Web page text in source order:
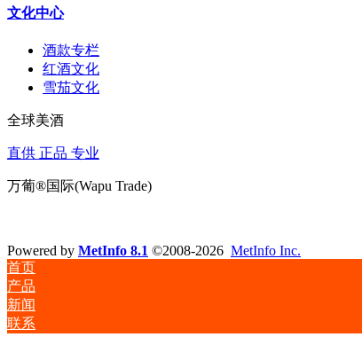
文化中心
酒款专栏
红酒文化
雪茄文化
全球美酒
直供 正品 专业
万葡®国际(Wapu Trade)
Powered by MetInfo 8.1 ©2008-2026 MetInfo Inc.
首页
产品
新闻
联系